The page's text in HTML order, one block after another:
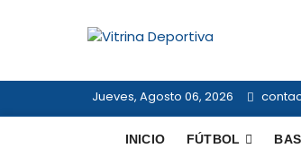
Jueves, Agosto 06, 2026
INICIO FÚTBOL